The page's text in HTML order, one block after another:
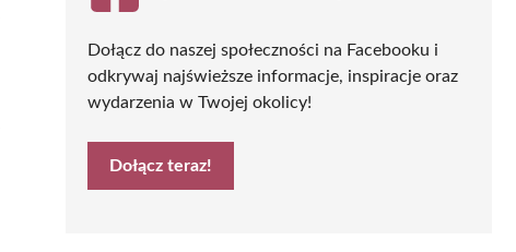
Dołącz do naszej społeczności na Facebooku i
odkrywaj najświeższe informacje, inspiracje oraz
wydarzenia w Twojej okolicy!
Dołącz teraz!